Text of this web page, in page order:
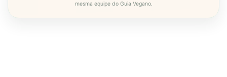
mesma equipe do Guia Vegano.